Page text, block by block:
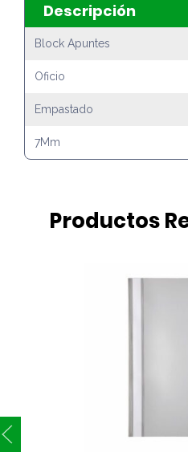
Descripción
Block Apuntes
Oficio
Empastado
7Mm
Productos